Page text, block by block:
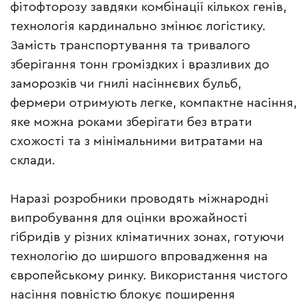
фітофторозу завдяки комбінації кількох генів,
технологія кардинально змінює логістику.
Замість транспортування та тривалого
зберігання тонн громіздких і вразливих до
заморозків чи гнилі насіннєвих бульб,
фермери отримують легке, компактне насіння,
яке можна роками зберігати без втрати
схожості та з мінімальними витратами на
склади.
Наразі розробники проводять міжнародні
випробування для оцінки врожайності
гібридів у різних кліматичних зонах, готуючи
технологію до ширшого впровадження на
європейському ринку. Використання чистого
насіння повністю блокує поширення